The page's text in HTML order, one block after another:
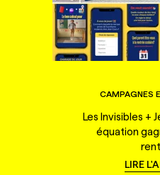
CAMPAGNES
Les Invisibles +
équation
LIRE